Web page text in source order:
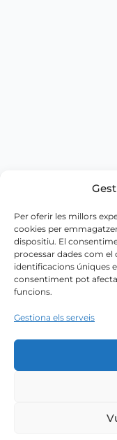
Per oferir les millors
cookies per
dispositiu. El
processar dades com
identificacions úniques
consentiment pot
funcions.
Gestiona els serveis